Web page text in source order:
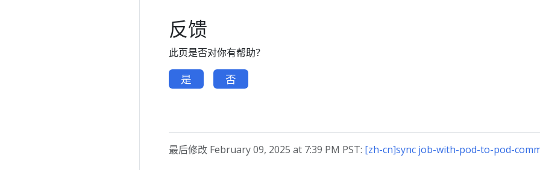
反馈
此页是否对你有帮助？
是 否
最后修改 February 09, 2025 at 7:39 PM PST: [zh-cn]sync job-with-pod-to-pod-